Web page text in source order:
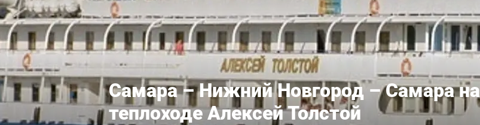
Самара – Нижний Новгород – Самара на
теплоходе Алексей Толстой